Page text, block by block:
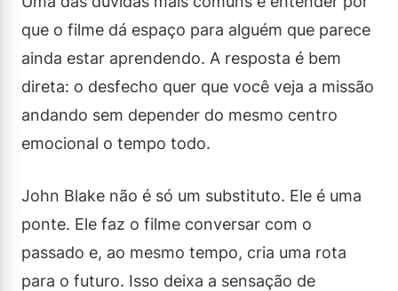
que o filme dá espaço para alguém que parece
ainda estar aprendendo. A resposta é bem
direta: o desfecho quer que você veja a missão
andando sem depender do mesmo centro
emocional o tempo todo.
John Blake não é só um substituto. Ele é uma
ponte. Ele faz o filme conversar com o
passado e, ao mesmo tempo, cria uma rota
para o futuro. Isso deixa a sensação de